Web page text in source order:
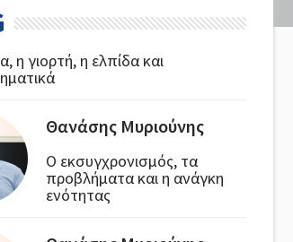
η γιορτή, η ελπίδα και
Θανάσης Μυριούνης
Ο εκσυγχρονισμός, τα
προβλήματα και η ανάγκη
ενότητας